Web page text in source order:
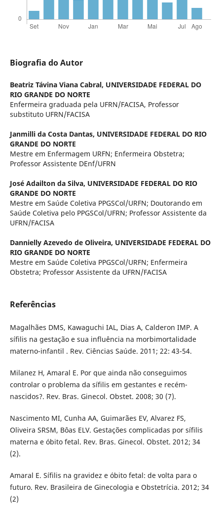
Biografia do Autor
Beatriz Távina Viana Cabral, UNIVERSIDADE FEDERAL DO
RIO GRANDE DO NORTE
Enfermeira graduada pela UFRN/FACISA, Professor
substituto UFRN/FACISA
Janmilli da Costa Dantas, UNIVERSIDADE FEDERAL DO RIO
GRANDE DO NORTE
Mestre em Enfermagem URFN; Enfermeira Obstetra;
Professor Assistente DEnf/UFRN
José Adailton da Silva, UNIVERSIDADE FEDERAL DO RIO
GRANDE DO NORTE
Mestre em Saúde Coletiva PPGSCol/URFN; Doutorando em
Saúde Coletiva pelo PPGSCol/UFRN; Professor Assistente da
UFRN/FACISA
Dannielly Azevedo de Oliveira, UNIVERSIDADE FEDERAL DO
RIO GRANDE DO NORTE
Mestre em Saúde Coletiva PPGSCol/URFN; Enfermeira
Obstetra; Professor Assistente da UFRN/FACISA
Referências
Magalhães DMS, Kawaguchi IAL, Dias A, Calderon IMP. A
sífilis na gestação e sua influência na morbimortalidade
materno-infantil . Rev. Ciências Saúde. 2011; 22: 43-54.
Milanez H, Amaral E. Por que ainda não conseguimos
controlar o problema da sífilis em gestantes e recém-
nascidos?. Rev. Bras. Ginecol. Obstet. 2008; 30 (7).
Nascimento MI, Cunha AA, Guimarães EV, Alvarez FS,
Oliveira SRSM, Bôas ELV. Gestações complicadas por sífilis
materna e óbito fetal. Rev. Bras. Ginecol. Obstet. 2012; 34
(2).
Amaral E. Sífilis na gravidez e óbito fetal: de volta para o
futuro. Rev. Brasileira de Ginecologia e Obstetrícia. 2012; 34
(2)